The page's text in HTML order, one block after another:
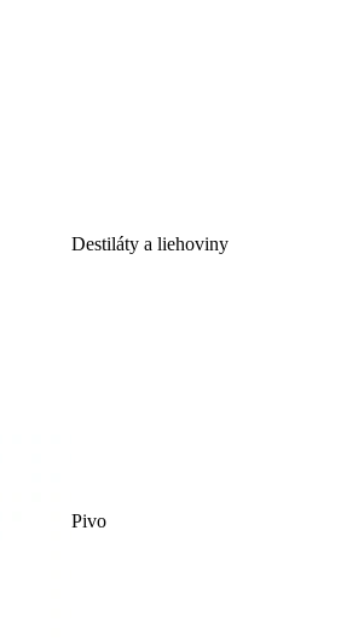
Destiláty a liehoviny
Pivo